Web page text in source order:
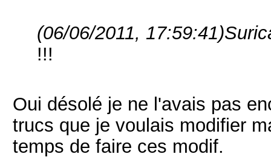
(06/06/2011, 17:59:41)
!!!
Oui désolé je ne l'avais pas
trucs que je voulais modifier
temps de faire ces modif.